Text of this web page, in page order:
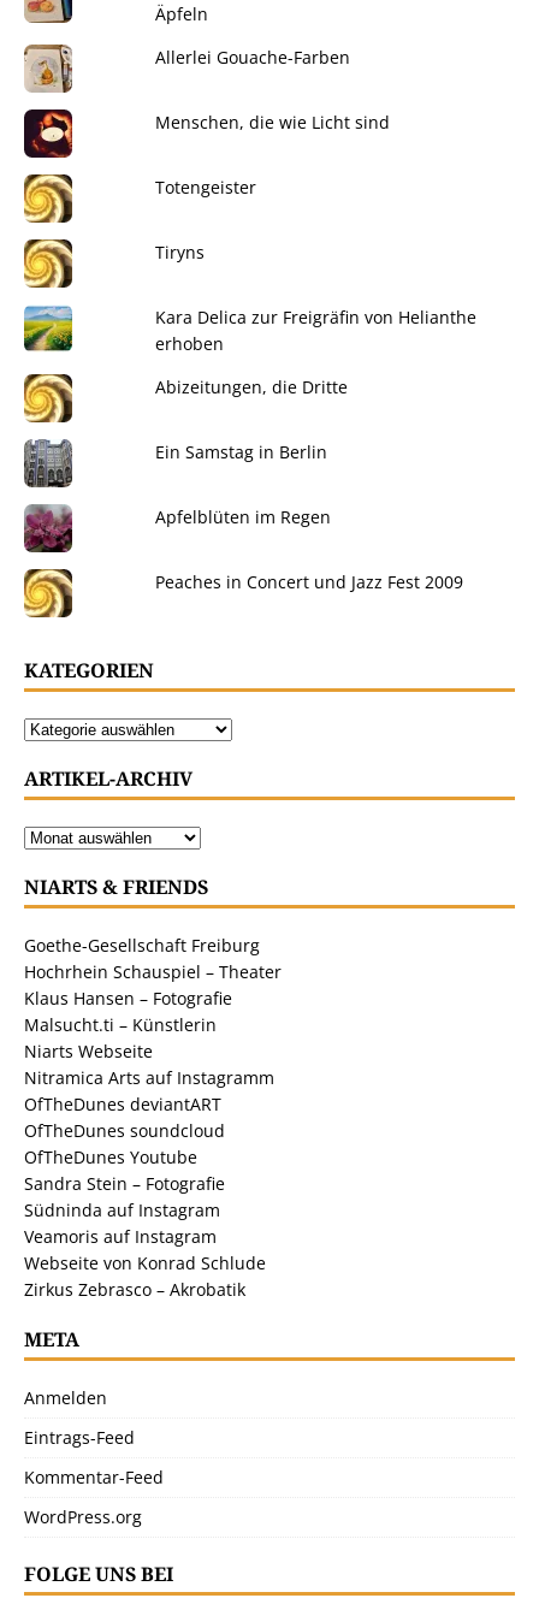
Äpfeln
Allerlei Gouache-Farben
Menschen, die wie Licht sind
Totengeister
Tiryns
Kara Delica zur Freigräfin von Helianthe
erhoben
Abizeitungen, die Dritte
Ein Samstag in Berlin
Apfelblüten im Regen
Peaches in Concert und Jazz Fest 2009
KATEGORIEN
ARTIKEL-ARCHIV
NIARTS & FRIENDS
Goethe-Gesellschaft Freiburg
Hochrhein Schauspiel – Theater
Klaus Hansen – Fotografie
Malsucht.ti – Künstlerin
Niarts Webseite
Nitramica Arts auf Instagramm
OfTheDunes deviantART
OfTheDunes soundcloud
OfTheDunes Youtube
Sandra Stein – Fotografie
Südninda auf Instagram
Veamoris auf Instagram
Webseite von Konrad Schlude
Zirkus Zebrasco – Akrobatik
META
Anmelden
Eintrags-Feed
Kommentar-Feed
WordPress.org
FOLGE UNS BEI